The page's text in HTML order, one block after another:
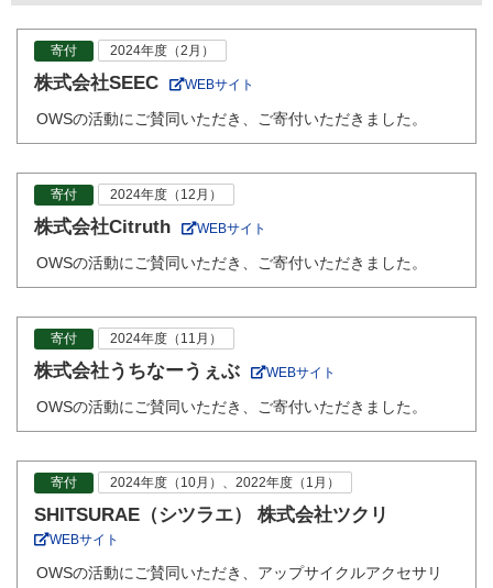
寄付 2024年度（2月）
株式会社SEEC WEBサイト
OWSの活動にご賛同いただき、ご寄付いただきました。
寄付 2024年度（12月）
株式会社Citruth WEBサイト
OWSの活動にご賛同いただき、ご寄付いただきました。
寄付 2024年度（11月）
株式会社うちなーうぇぶ WEBサイト
OWSの活動にご賛同いただき、ご寄付いただきました。
寄付 2024年度（10月）、2022年度（1月）
SHITSURAE（シツラエ） 株式会社ツクリ
WEBサイト
OWSの活動にご賛同いただき、アップサイクルアクセサリ